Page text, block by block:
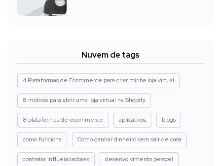
Nuvem de tags
4 Plataformas de Ecommerce para criar minha loja virtual
8 motivos para abrir uma loja virtual na Shopify
8 plataformas de ecommerce aplicativos blogs
como funciona Como ganhar dinheiro sem sair de casa
contratar influenciadores desenvolvimento pessoal